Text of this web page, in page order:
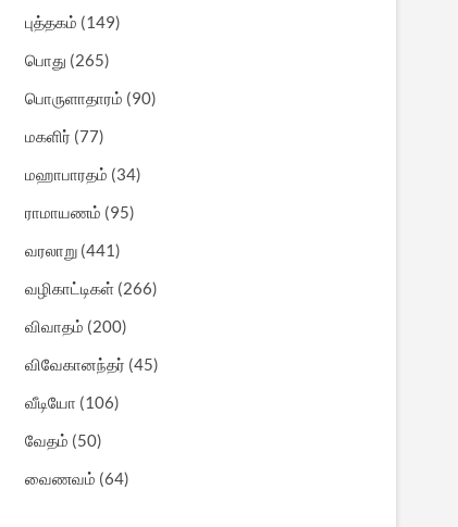
புத்தகம் (149)
பொது (265)
பொருளாதாரம் (90)
மகளிர் (77)
மஹாபாரதம் (34)
ராமாயணம் (95)
வரலாறு (441)
வழிகாட்டிகள் (266)
விவாதம் (200)
விவேகானந்தர் (45)
வீடியோ (106)
வேதம் (50)
வைணவம் (64)